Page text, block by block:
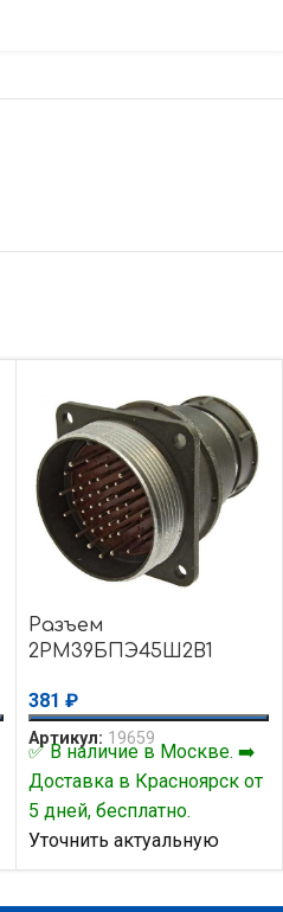
Разъем
2РМ39БПЭ45Ш2В1
381₽
Артикул: 19659
✅ В наличие в Москве. ➡️
Доставка в Красноярск от
5 дней, бесплатно.
Уточнить актуальную
цену и наличие товара Вы